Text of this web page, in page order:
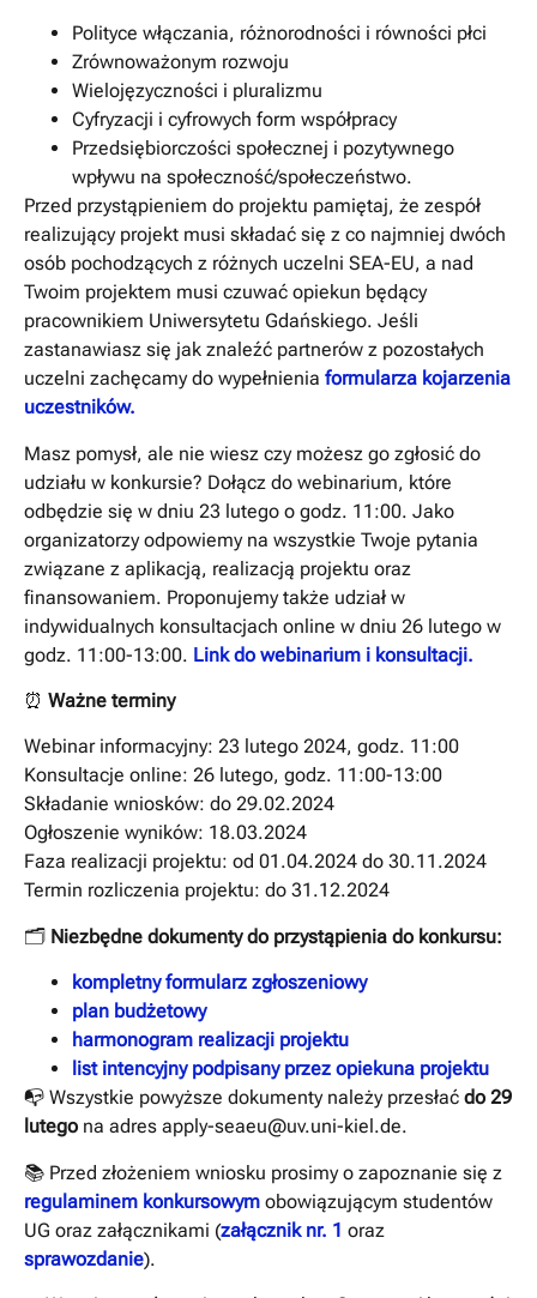
Polityce włączania, różnorodności i równości płci
Zrównoważonym rozwoju
Wielojęzyczności i pluralizmu
Cyfryzacji i cyfrowych form współpracy
Przedsiębiorczości społecznej i pozytywnego
wpływu na społeczność/społeczeństwo.
Przed przystąpieniem do projektu pamiętaj, że zespół
realizujący projekt musi składać się z co najmniej dwóch
osób pochodzących z różnych uczelni SEA-EU, a nad
Twoim projektem musi czuwać opiekun będący
pracownikiem Uniwersytetu Gdańskiego. Jeśli
zastanawiasz się jak znaleźć partnerów z pozostałych
uczelni zachęcamy do wypełnienia formularza kojarzenia
uczestników.
Masz pomysł, ale nie wiesz czy możesz go zgłosić do
udziału w konkursie? Dołącz do webinarium, które
odbędzie się w dniu 23 lutego o godz. 11:00. Jako
organizatorzy odpowiemy na wszystkie Twoje pytania
związane z aplikacją, realizacją projektu oraz
finansowaniem. Proponujemy także udział w
indywidualnych konsultacjach online w dniu 26 lutego w
godz. 11:00-13:00. Link do webinarium i konsultacji.
⏰ Ważne terminy
Webinar informacyjny: 23 lutego 2024, godz. 11:00
Konsultacje online: 26 lutego, godz. 11:00-13:00
Składanie wniosków: do 29.02.2024
Ogłoszenie wyników: 18.03.2024
Faza realizacji projektu: od 01.04.2024 do 30.11.2024
Termin rozliczenia projektu: do 31.12.2024
🗂️ Niezbędne dokumenty do przystąpienia do konkursu:
kompletny formularz zgłoszeniowy
plan budżetowy
harmonogram realizacji projektu
list intencyjny podpisany przez opiekuna projektu
📭 Wszystkie powyższe dokumenty należy przesłać do 29
lutego na adres apply-seaeu@uv.uni-kiel.de.
📚 Przed złożeniem wniosku prosimy o zapoznanie się z
regulaminem konkursowym obowiązującym studentów
UG oraz załącznikami (załącznik nr. 1 oraz
sprawozdanie).